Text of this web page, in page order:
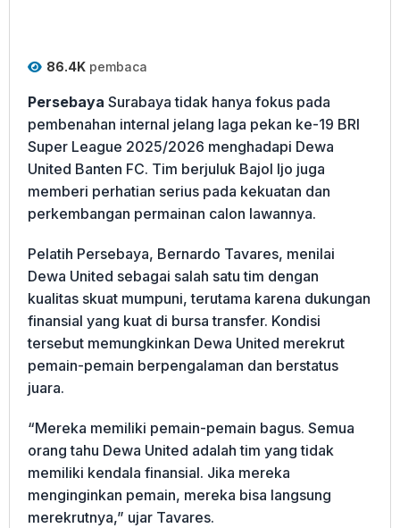
86.4K pembaca
Persebaya Surabaya tidak hanya fokus pada
pembenahan internal jelang laga pekan ke-19 BRI
Super League 2025/2026 menghadapi Dewa
United Banten FC. Tim berjuluk Bajol Ijo juga
memberi perhatian serius pada kekuatan dan
perkembangan permainan calon lawannya.
Pelatih Persebaya, Bernardo Tavares, menilai
Dewa United sebagai salah satu tim dengan
kualitas skuat mumpuni, terutama karena dukungan
finansial yang kuat di bursa transfer. Kondisi
tersebut memungkinkan Dewa United merekrut
pemain-pemain berpengalaman dan berstatus
juara.
“Mereka memiliki pemain-pemain bagus. Semua
orang tahu Dewa United adalah tim yang tidak
memiliki kendala finansial. Jika mereka
menginginkan pemain, mereka bisa langsung
merekrutnya,” ujar Tavares.